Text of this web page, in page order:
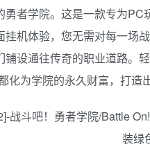
者学院。这是一款专为PC
挂机体验，您无需对每一场
设通往传奇的职业道路。
化为学院的永久财富，打造